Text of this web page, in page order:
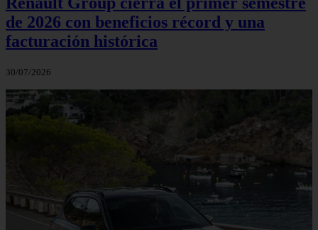
de 2026 con beneficios récord y una
facturación histórica
30/07/2026